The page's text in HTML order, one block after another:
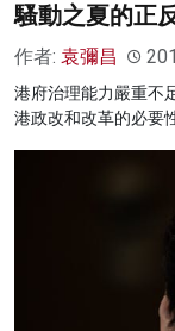
騷動之夏的正
作者: 袁彌昌
港府治理能力嚴重不
港政改和改革的必要